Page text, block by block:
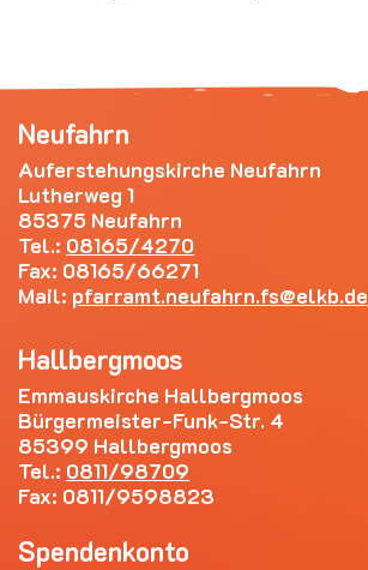
Neufahrn
Auferstehungskirche Neufahrn
Lutherweg 1
85375 Neufahrn
Tel.: 08165/4270
Fax: 08165/66271
Mail: pfarramt.neufahrn.fs elkb.de
Hallbergmoos
Emmauskirche Hallbergmoos
Bürgermeister-Funk-Str. 4
85399 Hallbergmoos
Tel.: 0811/98709
Fax: 0811/9598823
Spendenkonto